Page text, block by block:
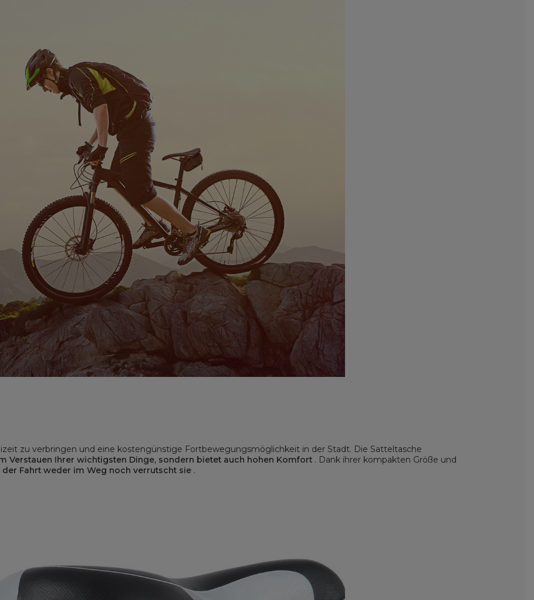
zu verbringen und eine kostengünstige Fortbewegungsmöglichkeit in der Stadt. Die Satteltasche
Verstauen Ihrer wichtigsten Dinge, sondern bietet auch hohen Komfort . Dank ihrer kompakten Größe und
Fahrt weder im Weg noch verrutscht sie .